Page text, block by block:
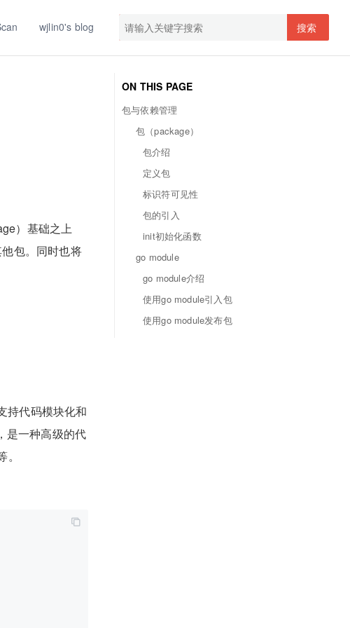
搜索
wjlin0's blog
ON THIS PAGE
包与依赖管理
包（package）
包介绍
定义包
标识符可见性
包的引入
init初始化函数
go module
go module介绍
使用go module引入包
使用go module发布包
）基础之上
包。同时也将
持代码模块化和
是一种高级的代
。